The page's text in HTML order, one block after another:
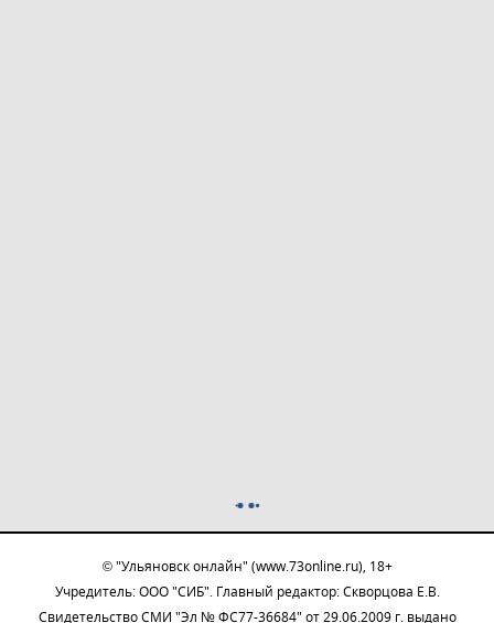
© "Ульяновск онлайн" (www.73online.ru), 18+
Учредитель: ООО "СИБ". Главный редактор: Скворцова Е.В.
Свидетельство СМИ "Эл № ФС77-36684" от 29.06.2009 г. выдано